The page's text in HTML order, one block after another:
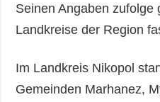
Interview
Video
Seinen Angaben zufolge
Landkreise der Region
Im Landkreis Nikopol
Gemeinden Marhanez,